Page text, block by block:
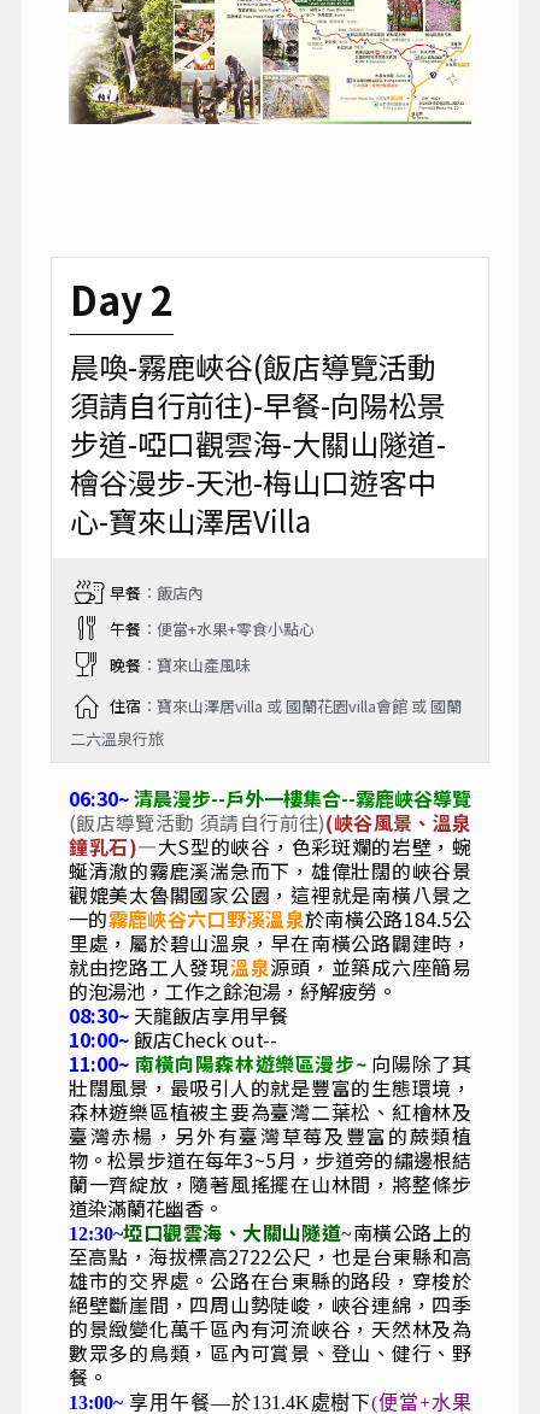
Day 2
晨喚-霧鹿峽谷(飯店導覽活動
須請自行前往)-早餐-向陽松景
步道-啞口觀雲海-大關山隧道-
檜谷漫步-天池-梅山口遊客中
心-寶來山澤居Villa
早餐：飯店內
午餐：便當+水果+零食小點心
晚餐：寶來山產風味
住宿 ：寶來山澤居villa 或 國蘭花園villa會館 或 國蘭
二六溫泉行旅
06:30~清晨漫步--戶外一樓集合--霧鹿峽谷導覽
(飯店導覽活動 須請自行前往)(峽谷風景、溫泉
鐘乳石)—大S型的峽谷，色彩斑斕的岩壁，蜿
蜒清澈的霧鹿溪湍急而下，雄偉壯闊的峽谷景
觀媲美太魯閣國家公園，這裡就是南橫八景之
一的霧鹿峽谷六口野溪溫泉於南橫公路184.5公
里處，屬於碧山溫泉，早在南橫公路闢建時，
就由挖路工人發現溫泉源頭，並築成六座簡易
的泡湯池，工作之餘泡湯，紓解疲勞。
08:30~ 天龍飯店享用早餐
10:00~飯店Check out--
11:00~ 南橫向陽森林遊樂區漫步~ 向陽除了其
壯闊風景，最吸引人的就是豐富的生態環境，
森林遊樂區植被主要為臺灣二葉松、紅檜林及
臺灣赤楊，另外有臺灣草莓及豐富的蕨類植
物。松景步道在每年3~5月，步道旁的繡邊根結
蘭一齊綻放，隨著風搖擺在山林間，將整條步
道染滿蘭花幽香。
12:30~埡口觀雲海 、大關山隧道~南橫公路上的
至高點，海拔標高2722公尺，也是台東縣和高
雄市的交界處。公路在台東縣的路段，穿梭於
絕壁斷崖間，四周山勢陡峻，峽谷連綿，四季
的景緻變化萬千區內有河流峽谷，天然林及為
數眾多的鳥類，區內可賞景、登山、健行、野
餐。
13:00~ 享用午餐—於131.4K處樹下(便當+水果